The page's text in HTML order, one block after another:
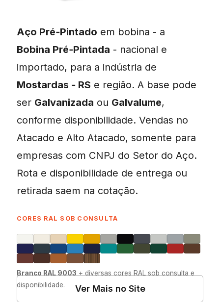
Aço Pré‑Pintado em bobina - a
Bobina Pré‑Pintada - nacional e
importado, para a indústria de
Mostardas ‑ RS e região. A base pode
ser Galvanizada ou Galvalume,
conforme disponibilidade. Vendas no
Atacado e Alto Atacado, somente para
empresas com CNPJ do Setor do Aço.
Rota e disponibilidade de entrega ou
retirada saem na cotação.
CORES RAL SOB CONSULTA
Branco RAL 9003 + diversas cores RAL sob consulta e
disponibilidade.
Ver Mais no Site